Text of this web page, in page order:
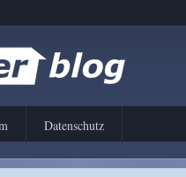
Datenschutz